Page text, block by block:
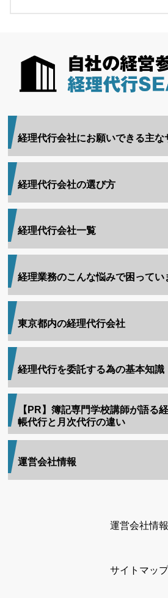
経理代行会社にお願いできる主な
経理代行会社の選び方
経理代行会社一覧
経理業務のこんな悩みで困ってい
東京都内の経理代行会社
経理代行を委託する為の基本知識
【PR】簿記専門学校講師が語る
帳代行と月次代行の違い
運営会社情報
運営会社情報
サイトマップ